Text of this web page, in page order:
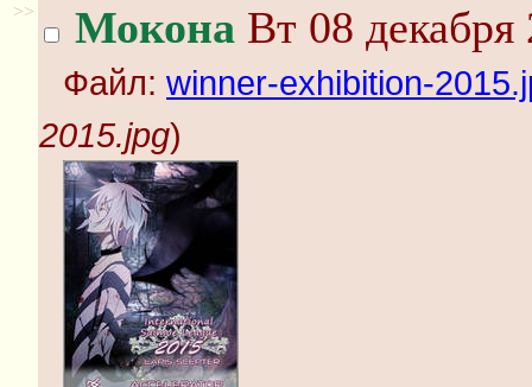
>> Мокона Вт 08
Файл: winner-exhibition-
2015.jpg)